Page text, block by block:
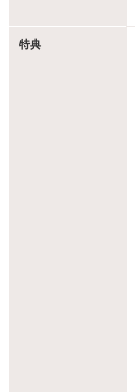
特典